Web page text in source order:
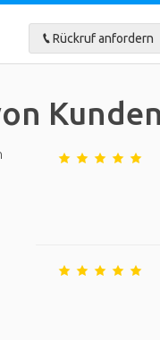
Rückruf anfordern